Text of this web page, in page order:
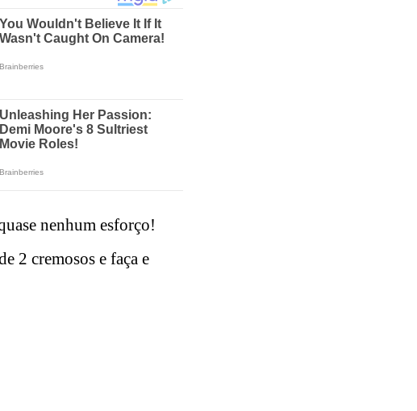
nenhum esforço!
2 cremosos e faça e